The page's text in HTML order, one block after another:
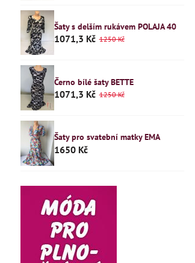
Šaty s delším rukávem POLAJA 40
1071,3 Kč 1250 Kč
Černo bílé šaty BETTE
1071,3 Kč 1250 Kč
Šaty pro svatební matky EMA
1650 Kč